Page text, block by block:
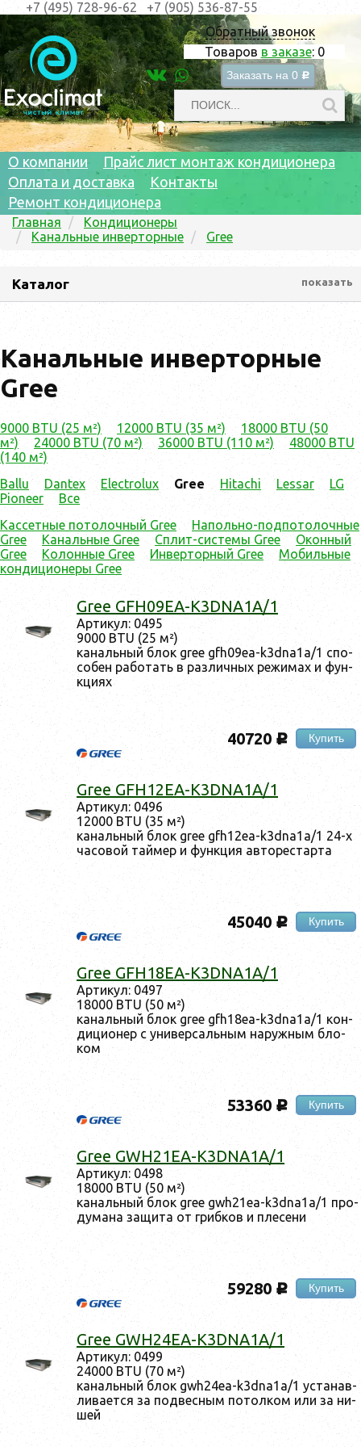
Обратный звонок
Товаров в заказе: 0
Заказать на 0 c
+7 (495) 728-96-62 +7 (905) 536-87-55
О компании
Прайс лист монтаж кондиционера
Оплата и доставка
Контакты
Ремонт кондиционера
Главная
Кондиционеры
Канальные инверторные
Gree
Каталог показать
Канальные инверторные
Gree
9000 BTU (25 м²) 12000 BTU (35 м²)
18000 BTU (50
м²)
24000 BTU (70 м²) 36000 BTU (110 м²)
48000 BTU
(140 м²)
Ballu
Dantex Electrolux Gree Hitachi Lessar
LG
Pioneer
Все
Кассетные потолочный Gree
Напольно-подпотолочные
Gree
Канальные Gree Сплит-системы Gree
Оконный
Gree
Колонные Gree Инверторный Gree
Мобильные
кондиционеры Gree
Gree GFH09EA-K3DNA1A/1
Ар­ти­кул: 0495
9000 BTU (25 м²)
ка­наль­ный блок gree gfh09ea-k3dna1a/1 спо­
собен ра­ботать в раз­личных ре­жимах и фун­
кци­ях
40720 c Купить
Gree GFH12EA-K3DNA1A/1
Ар­ти­кул: 0496
12000 BTU (35 м²)
ка­наль­ный блок gree gfh12ea-k3dna1a/1 24-х
ча­совой тай­мер и фун­кция ав­то­рес­тарта
45040 c Купить
Gree GFH18EA-K3DNA1A/1
Ар­ти­кул: 0497
18000 BTU (50 м²)
ка­наль­ный блок gree gfh18ea-k3dna1a/1 кон­
ди­ци­онер с уни­вер­саль­ным на­руж­ным бло­
ком
53360 c Купить
Gree GWH21EA-K3DNA1A/1
Ар­ти­кул: 0498
18000 BTU (50 м²)
ка­наль­ный блок gree gwh21ea-k3dna1a/1 про­
дума­на за­щита от гриб­ков и пле­сени
59280 c Купить
Gree GWH24EA-K3DNA1A/1
Ар­ти­кул: 0499
24000 BTU (70 м²)
ка­наль­ный блок gwh24ea-k3dna1a/1 ус­та­нав­
ли­ва­ет­ся за под­весным по­тол­ком или за ни­
шей